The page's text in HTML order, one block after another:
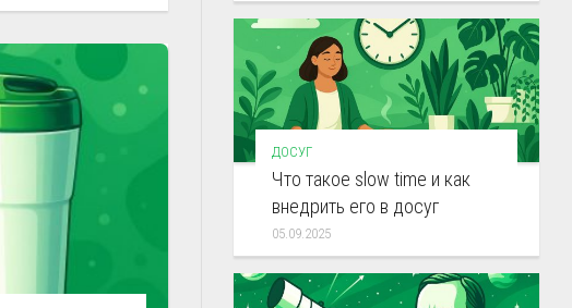
ДОСУГ
Что такое slow time и как
внедрить его в досуг
05.09.2025